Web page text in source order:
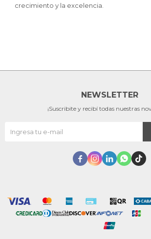
crecimiento y la excelencia.
NEWSLETTER
¡Suscribite y recibí todas nuestras
    